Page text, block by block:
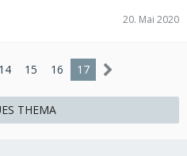
20. Mai 2020
14 15 16 17
THEMA